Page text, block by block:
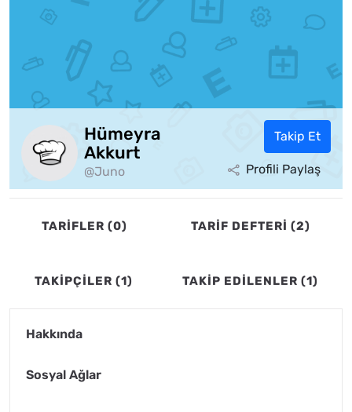
Hümeyra
Akkurt
@Juno
Takip Et
Profili Paylaş
TARİFLER (0) TARİF DEFTERİ (2)
TAKİPÇİLER (1) TAKİP EDİLENLER (1)
Hakkında
Sosyal Ağlar